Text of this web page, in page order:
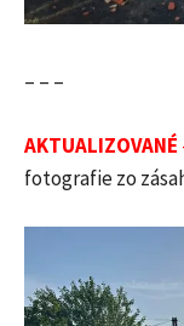
– – –
AKTUALIZOVANÉ
fotografie zo